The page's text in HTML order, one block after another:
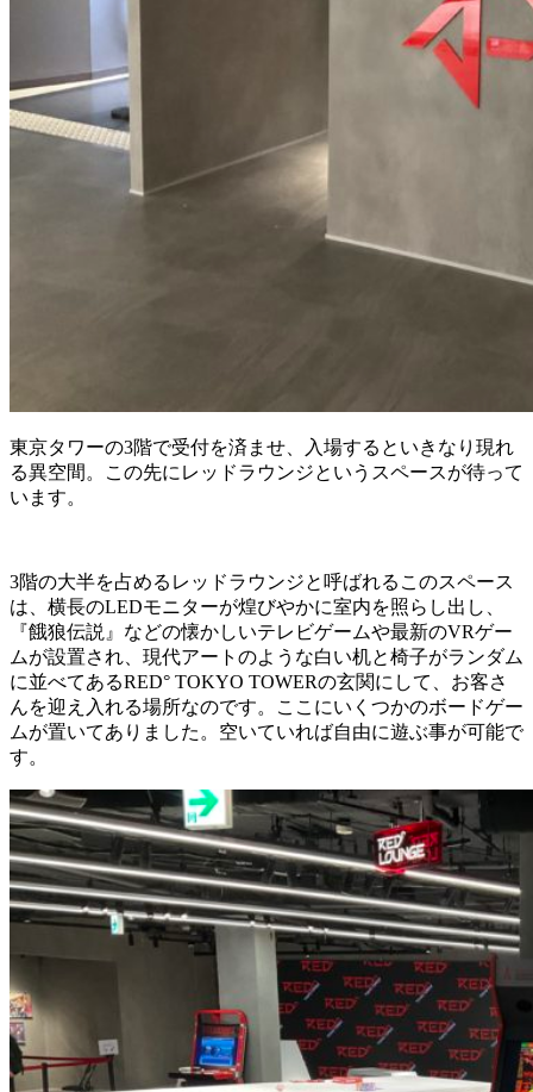
東京タワーの3階で受付を済ませ、入場するといきなり現れ
る異空間。この先にレッドラウンジというスペースが待って
います。
3階の大半を占めるレッドラウンジと呼ばれるこのスペース
は、横長のLEDモニターが煌びやかに室内を照らし出し、
『餓狼伝説』などの懐かしいテレビゲームや最新のVRゲー
ムが設置され、現代アートのような白い机と椅子がランダム
に並べてあるRED° TOKYO TOWERの玄関にして、お客さ
んを迎え入れる場所なのです。ここにいくつかのボードゲー
ムが置いてありました。空いていれば自由に遊ぶ事が可能で
す。